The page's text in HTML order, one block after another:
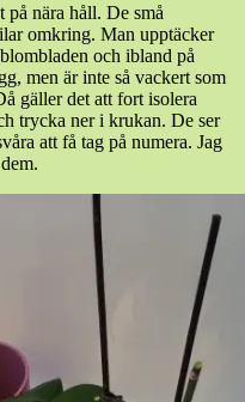
på nära håll. De små
omkring. Man upptäcker
och ibland på
men är inte så vackert som
gäller det att fort isolera
trycka ner i krukan. De ser
att få tag på numera. Jag